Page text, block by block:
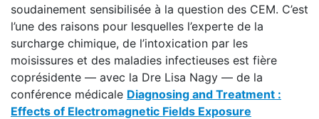
soudainement sensibilisée à la question des CEM. C’est
l’une des raisons pour lesquelles l’experte de la
surcharge chimique, de l’intoxication par les
moisissures et des maladies infectieuses est fière
coprésidente — avec la Dre Lisa Nagy — de la
conférence médicale Diagnosing and Treatment :
Effects of Electromagnetic Fields Exposure